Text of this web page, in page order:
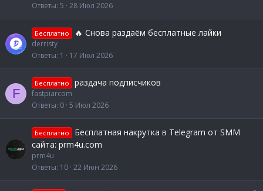
Ответы 5 28 Июл 2026
Бесплатно 🔥 Снова раздаём бесплатные лайки
derristy
Ответы 1 17 Июл 2026
F
Бесплатно раздача подписчиков
fastpiarcom
Ответы 0 5 Июл 2026
Бесплатно
Бесплатная накрутка в Telegram от SMM
сайта: prm4u.com
prm4u
Ответы 10 22 Июн 2026